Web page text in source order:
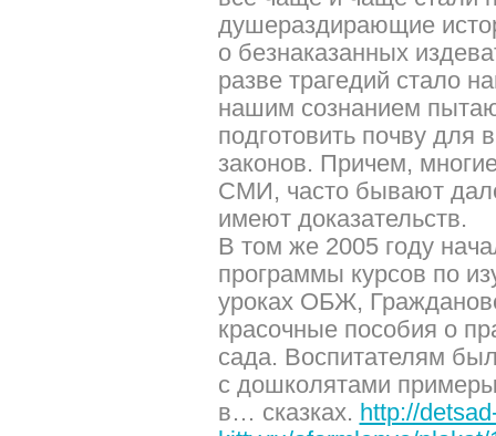
душераздирающие
о безнаказанных
разве трагедий стало
нашим сознанием
подготовить почву для
законов. Причем,
СМИ, часто бывают
имеют доказательств.
В том же 2005 году
программы курсов по
уроках ОБЖ,
красочные пособия о
сада. Воспитателям
с дошколятами
в… сказках. http://